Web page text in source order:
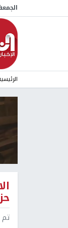
الجمعة، 7/‏8/‏2026
تم